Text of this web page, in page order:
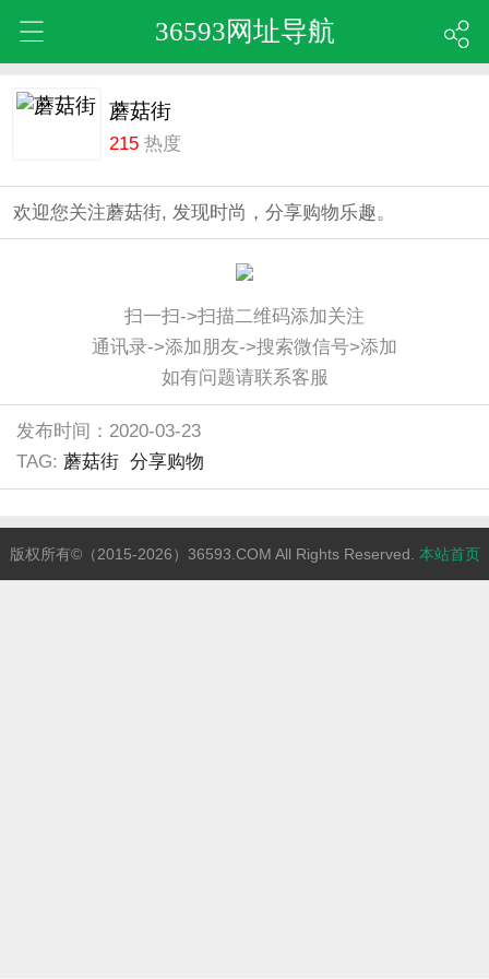
36593网址导航
蘑菇街
215 热度
欢迎您关注蘑菇街, 发现时尚，分享购物乐趣。
扫一扫->扫描二维码添加关注
通讯录->添加朋友->搜索微信号>添加
如有问题请联系客服
发布时间：2020-03-23
TAG: 蘑菇街 分享购物
版权所有©（2015-2026）36593.COM All Rights Reserved. 本站首页